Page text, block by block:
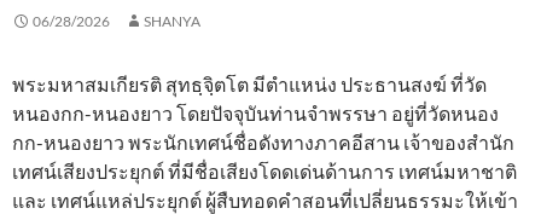
06/28/2026 SHANYA
พระมหาสมเกียรติ สุทธฺจฺิตโต มีตำแหน่ง ประธานสงฆ์ ที่วัด
หนองกก-หนองยาว โดยปัจจุบันท่านจำพรรษา อยู่ที่วัดหนอง
กก-หนองยาว พระนักเทศน์ชื่อดังทางภาคอีสาน เจ้าของสำนัก
เทศน์เสียงประยุกต์ ที่มีชื่อเสียงโดดเด่นด้านการ เทศน์มหาชาติ
และ เทศน์แหล่ประยุกต์ ผู้สืบทอดคำสอนที่เปลี่ยนธรรมะให้เข้า